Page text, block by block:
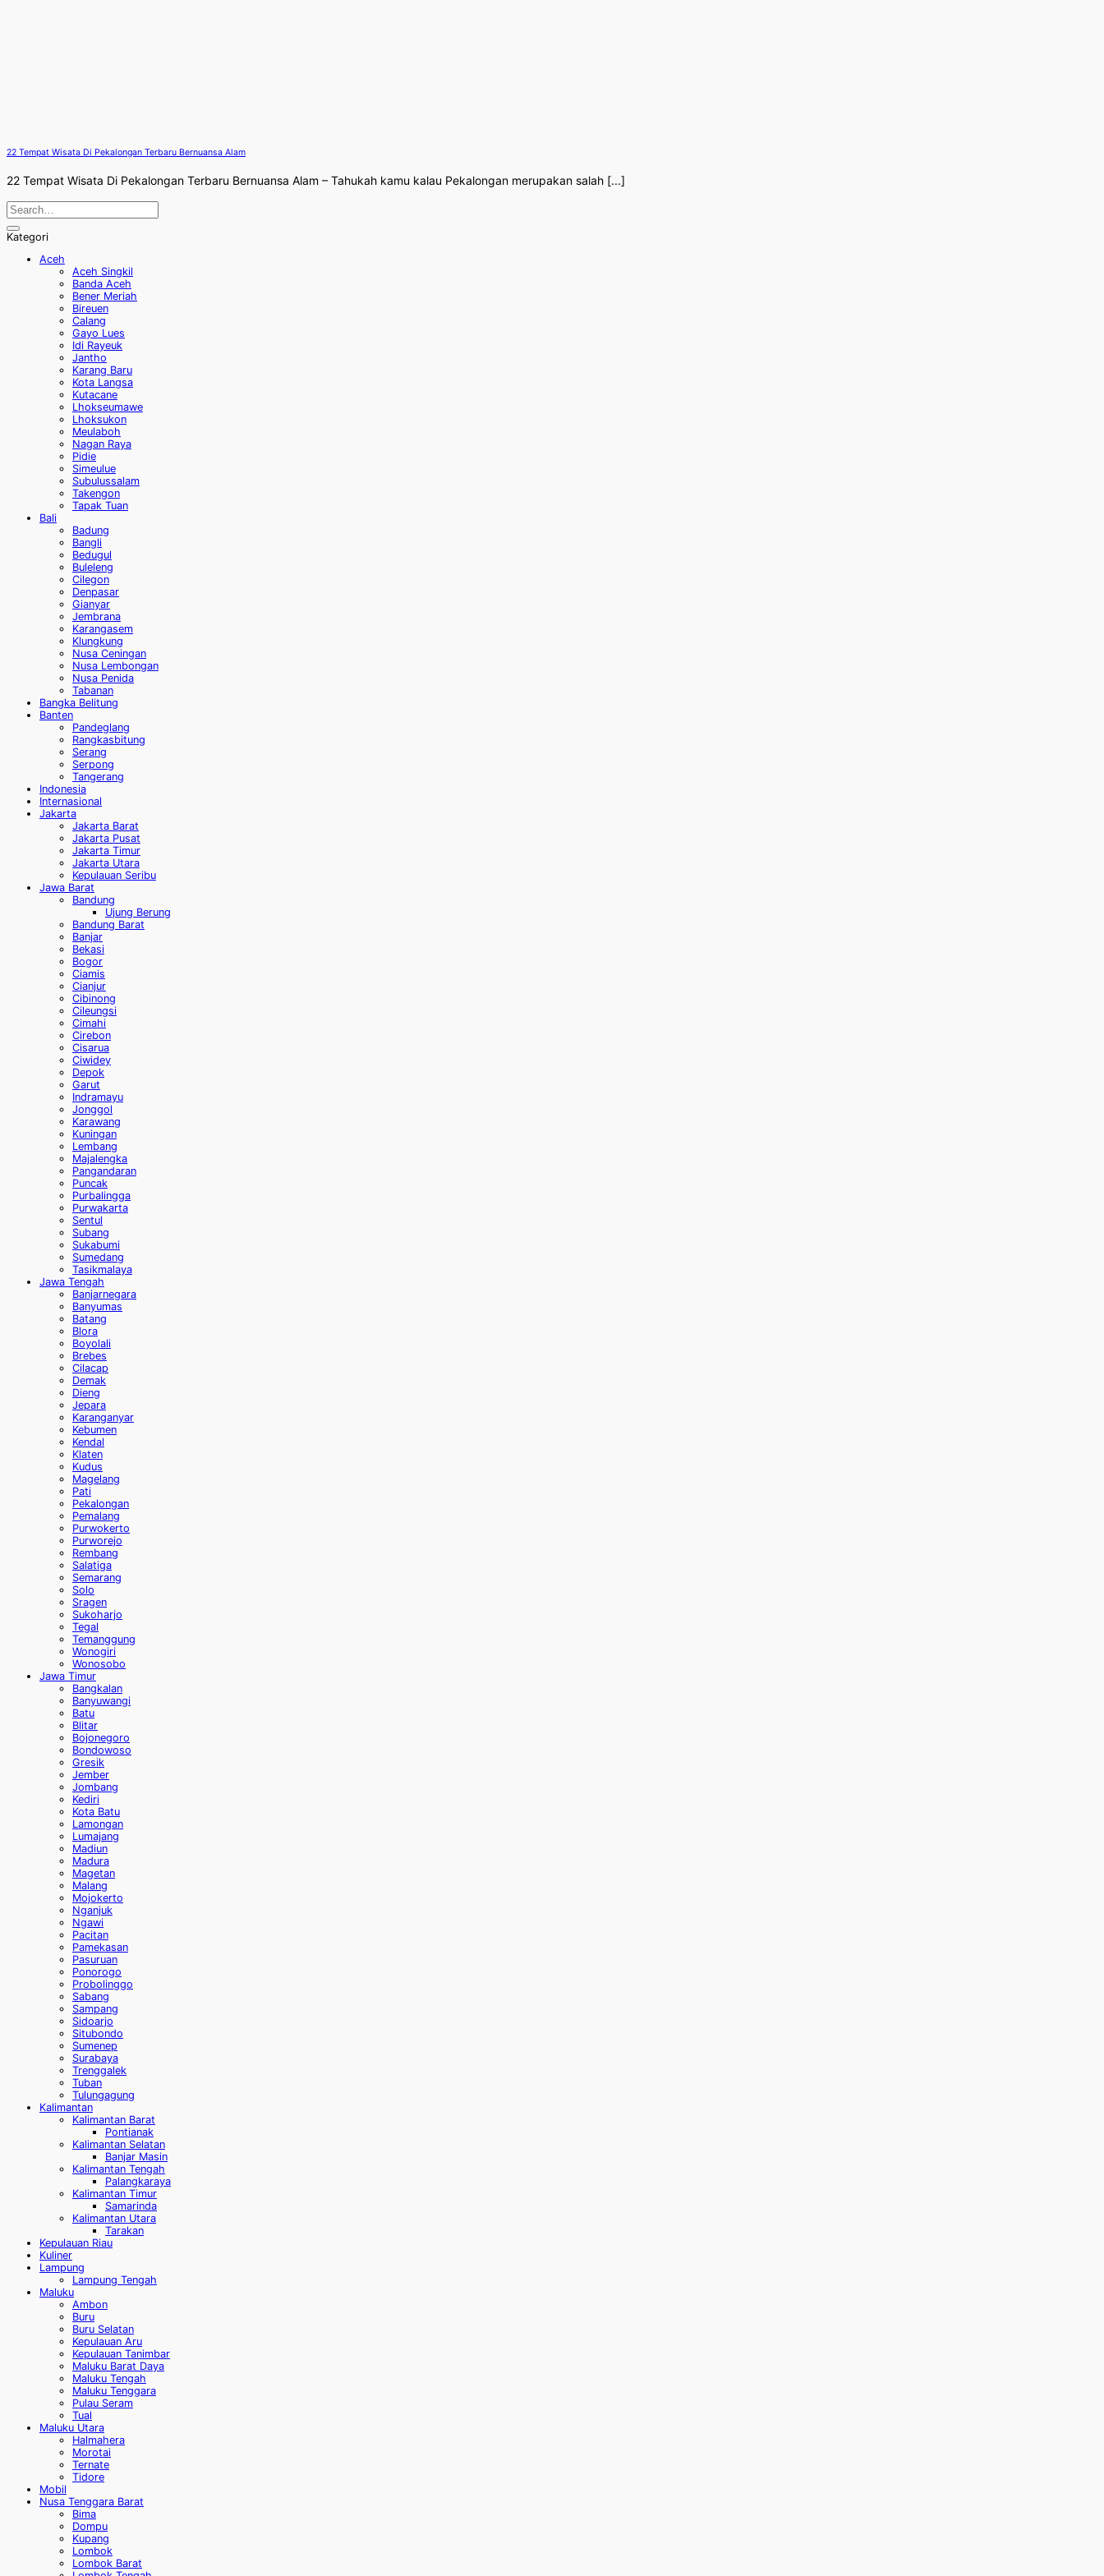
22 Tempat Wisata Di Pekalongan Terbaru Bernuansa Alam
22 Tempat Wisata Di Pekalongan Terbaru Bernuansa Alam – Tahukah kamu kalau Pekalongan merupakan salah [...]
Kategori
Aceh
Aceh Singkil
Banda Aceh
Bener Meriah
Bireuen
Calang
Gayo Lues
Idi Rayeuk
Jantho
Karang Baru
Kota Langsa
Kutacane
Lhokseumawe
Lhoksukon
Meulaboh
Nagan Raya
Pidie
Simeulue
Subulussalam
Takengon
Tapak Tuan
Bali
Badung
Bangli
Bedugul
Buleleng
Cilegon
Denpasar
Gianyar
Jembrana
Karangasem
Klungkung
Nusa Ceningan
Nusa Lembongan
Nusa Penida
Tabanan
Bangka Belitung
Banten
Pandeglang
Rangkasbitung
Serang
Serpong
Tangerang
Indonesia
Internasional
Jakarta
Jakarta Barat
Jakarta Pusat
Jakarta Timur
Jakarta Utara
Kepulauan Seribu
Jawa Barat
Bandung
Ujung Berung
Bandung Barat
Banjar
Bekasi
Bogor
Ciamis
Cianjur
Cibinong
Cileungsi
Cimahi
Cirebon
Cisarua
Ciwidey
Depok
Garut
Indramayu
Jonggol
Karawang
Kuningan
Lembang
Majalengka
Pangandaran
Puncak
Purbalingga
Purwakarta
Sentul
Subang
Sukabumi
Sumedang
Tasikmalaya
Jawa Tengah
Banjarnegara
Banyumas
Batang
Blora
Boyolali
Brebes
Cilacap
Demak
Dieng
Jepara
Karanganyar
Kebumen
Kendal
Klaten
Kudus
Magelang
Pati
Pekalongan
Pemalang
Purwokerto
Purworejo
Rembang
Salatiga
Semarang
Solo
Sragen
Sukoharjo
Tegal
Temanggung
Wonogiri
Wonosobo
Jawa Timur
Bangkalan
Banyuwangi
Batu
Blitar
Bojonegoro
Bondowoso
Gresik
Jember
Jombang
Kediri
Kota Batu
Lamongan
Lumajang
Madiun
Madura
Magetan
Malang
Mojokerto
Nganjuk
Ngawi
Pacitan
Pamekasan
Pasuruan
Ponorogo
Probolinggo
Sabang
Sampang
Sidoarjo
Situbondo
Sumenep
Surabaya
Trenggalek
Tuban
Tulungagung
Kalimantan
Kalimantan Barat
Pontianak
Kalimantan Selatan
Banjar Masin
Kalimantan Tengah
Palangkaraya
Kalimantan Timur
Samarinda
Kalimantan Utara
Tarakan
Kepulauan Riau
Kuliner
Lampung
Lampung Tengah
Maluku
Ambon
Buru
Buru Selatan
Kepulauan Aru
Kepulauan Tanimbar
Maluku Barat Daya
Maluku Tengah
Maluku Tenggara
Pulau Seram
Tual
Maluku Utara
Halmahera
Morotai
Ternate
Tidore
Mobil
Nusa Tenggara Barat
Bima
Dompu
Kupang
Lombok
Lombok Barat